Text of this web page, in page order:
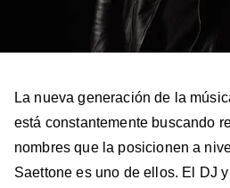
La nueva generación de la
está constantemente buscando
nombres que la posicionen a
Saettone es uno de ellos. El DJ